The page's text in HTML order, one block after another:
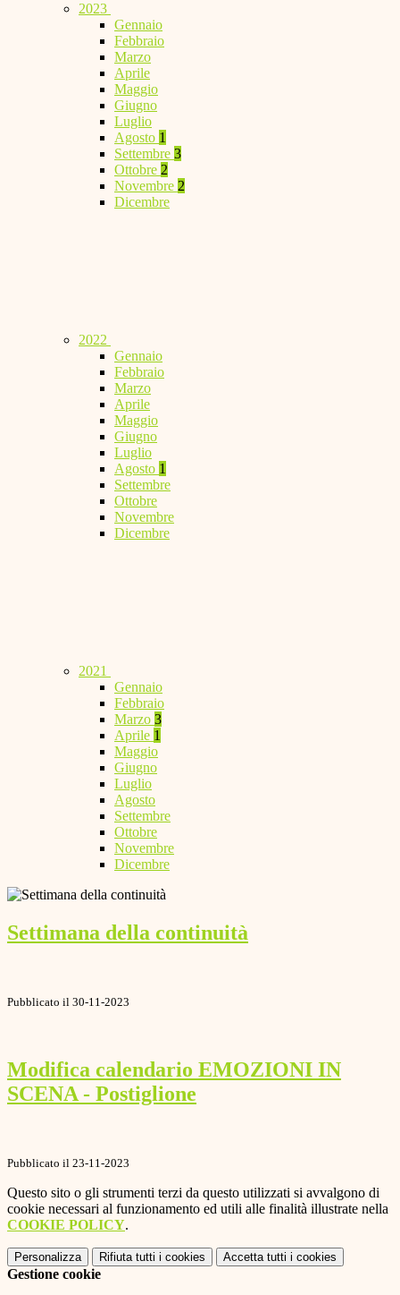
2023
Gennaio
Febbraio
Marzo
Aprile
Maggio
Giugno
Luglio
Agosto 1
Settembre 3
Ottobre 2
Novembre 2
Dicembre
2022
Gennaio
Febbraio
Marzo
Aprile
Maggio
Giugno
Luglio
Agosto 1
Settembre
Ottobre
Novembre
Dicembre
2021
Gennaio
Febbraio
Marzo 3
Aprile 1
Maggio
Giugno
Luglio
Agosto
Settembre
Ottobre
Novembre
Dicembre
Settimana della continuità
Pubblicato il 30-11-2023
Modifica calendario EMOZIONI IN
SCENA - Postiglione
Pubblicato il 23-11-2023
Questo sito o gli strumenti terzi da questo utilizzati si avvalgono di
cookie necessari al funzionamento ed utili alle finalità illustrate nella
COOKIE POLICY.
Personalizza Rifiuta tutti i cookies Accetta tutti i cookies
Gestione cookie